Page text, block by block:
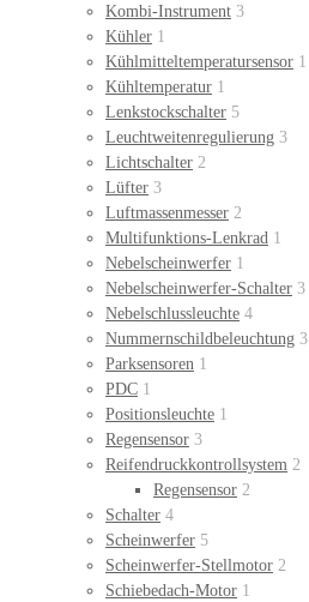
Kombi-Instrument 3
Kühler 1
Kühlmitteltemperatursensor 1
Kühltemperatur 1
Lenkstockschalter 5
Leuchtweitenregulierung 3
Lichtschalter 2
Lüfter 3
Luftmassenmesser 2
Multifunktions-Lenkrad 1
Nebelscheinwerfer 1
Nebelscheinwerfer-Schalter 3
Nebelschlussleuchte 4
Nummernschildbeleuchtung 3
Parksensoren 1
PDC 1
Positionsleuchte 1
Regensensor 3
Reifendruckkontrollsystem 2
Regensensor 2
Schalter 4
Scheinwerfer 5
Scheinwerfer-Stellmotor 2
Schiebedach-Motor 1